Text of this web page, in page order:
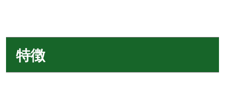
特徴